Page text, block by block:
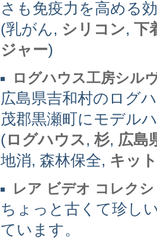
さも免疫力を高める
(乳がん, シリコン, 下
ジャー)
ログハウス工房シル
広島県吉和村のログ
茂郡黒瀬町にモデル
(ログハウス,杉, 広島
地消, 森林保全, キット
レア ビデオ コレク
ちょっと古くて珍し
ています。